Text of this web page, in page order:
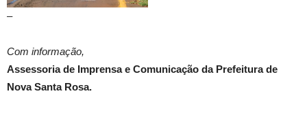
–
Com informação,
Assessoria de Imprensa e Comunicação da Prefeitura de
Nova Santa Rosa.